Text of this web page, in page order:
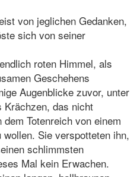
von jeglichen Gedanken,
sich von seiner
roten Himmel, als
Geschehens
Augenblicke zuvor, unter
Krächzen, das nicht
Totenreich von einem
Sie verspotteten ihn,
schlimmsten
Mal kein Erwachen.